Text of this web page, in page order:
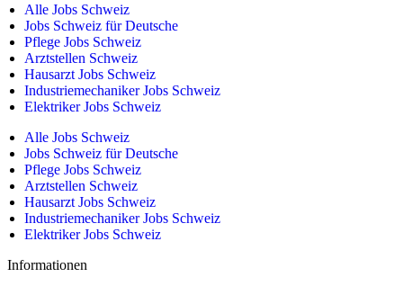
Alle Jobs Schweiz
Jobs Schweiz für Deutsche
Pflege Jobs Schweiz
Arztstellen Schweiz
Hausarzt Jobs Schweiz
Industriemechaniker Jobs Schweiz
Elektriker Jobs Schweiz
Alle Jobs Schweiz
Jobs Schweiz für Deutsche
Pflege Jobs Schweiz
Arztstellen Schweiz
Hausarzt Jobs Schweiz
Industriemechaniker Jobs Schweiz
Elektriker Jobs Schweiz
Informationen